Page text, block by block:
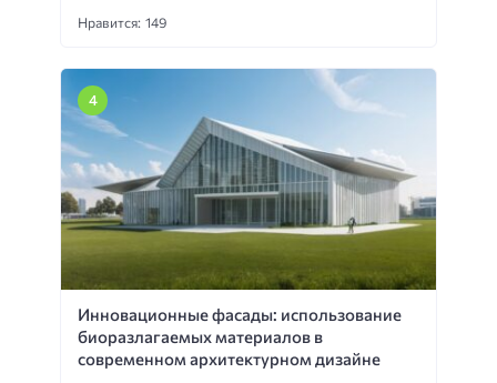
Нравится: 149
Инновационные фасады: использование
биоразлагаемых материалов в
современном архитектурном дизайне